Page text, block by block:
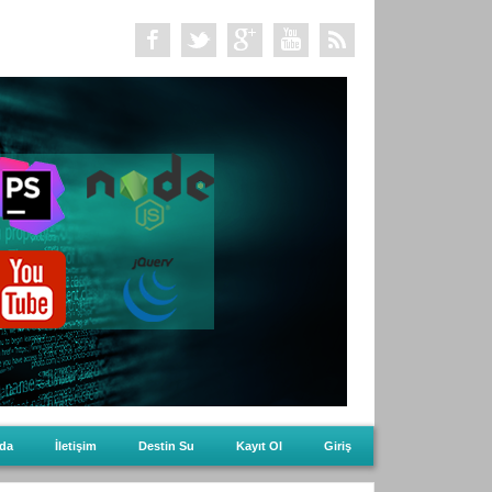
İletişim Destin Su Kayıt Ol Giriş